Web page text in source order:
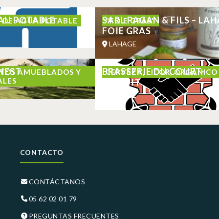
DE AGUA POTABLE
POTABLE "FOIE GRAS"
SARL PAGAN & FILS –
FOIE GRAS
LAHAGE
AMUEBLADOS Y
CERVEZA, LICOR, ORGÁNICO
BRASSERIE DU COURT-
CIRCUIT
LAHAGE
CONTACTO
CONTÁCTANOS
05 62 02 01 79
PREGUNTAS FRECUENTES